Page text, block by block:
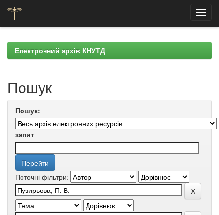
navigationЕлектронний архів КНУТД
Пошук
Пошук:
запит
Поточні фільтри: